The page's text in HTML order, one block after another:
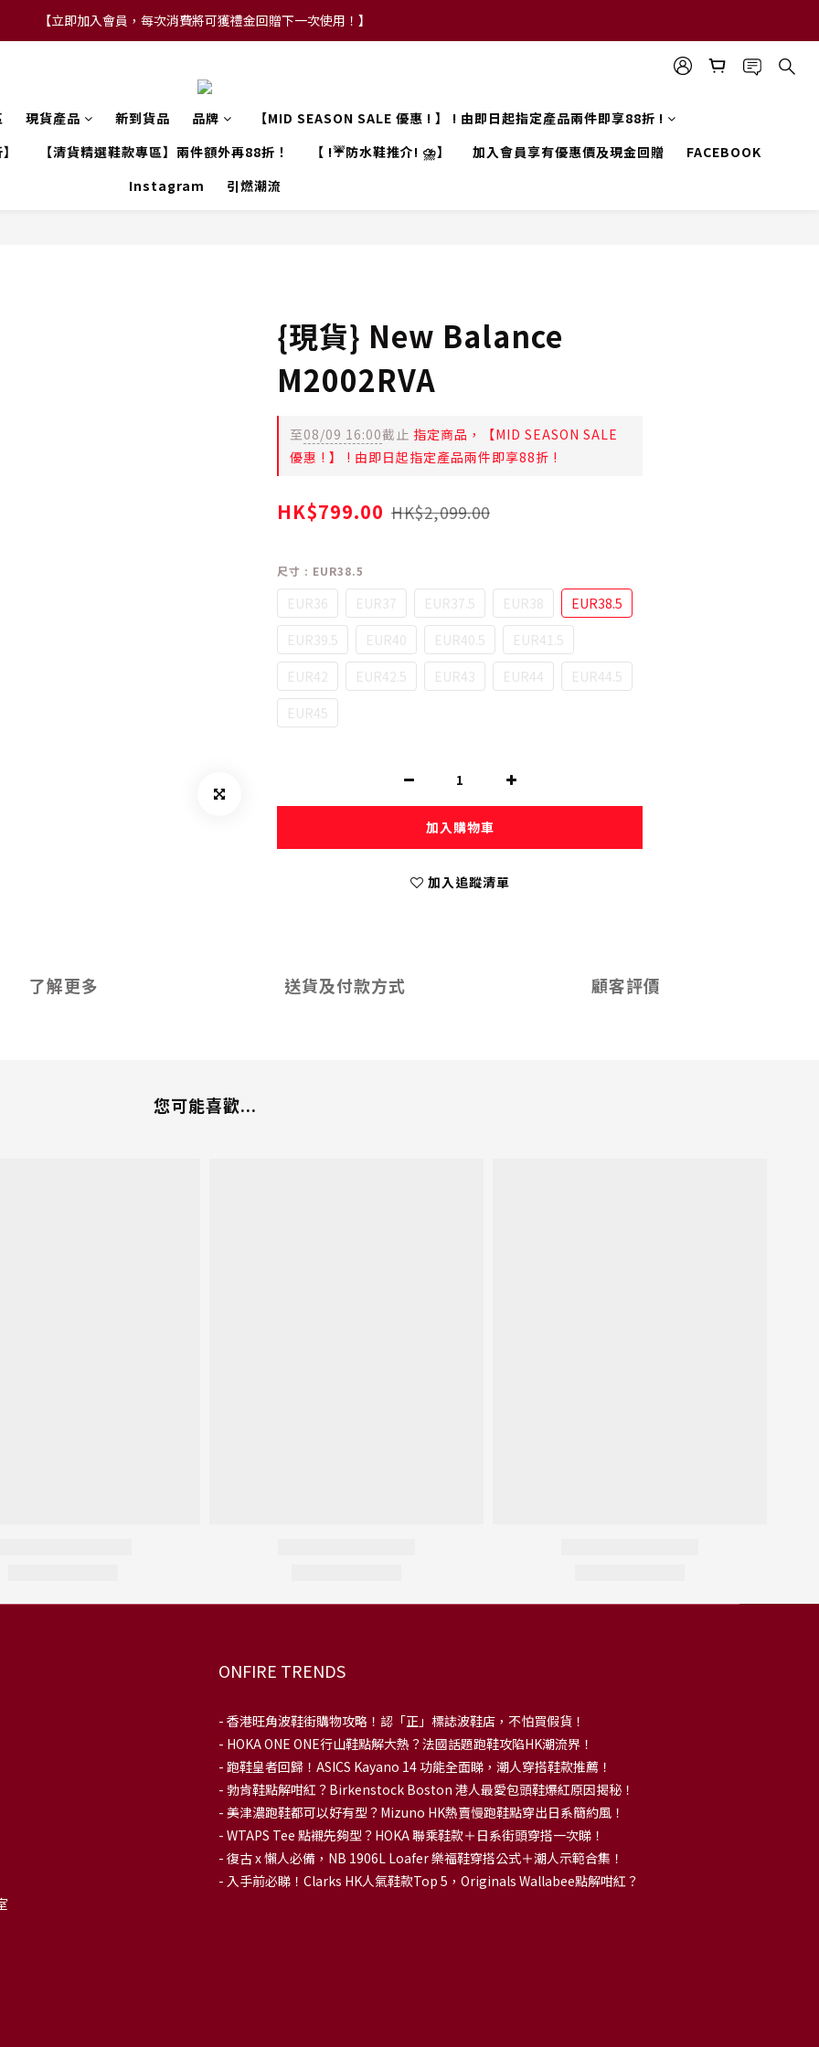
【FLASH SALE 兩件指定現貨產品即享88折】
【立即加入會員，每次消費將可獲禮金回贈下一次使用！】
現貨產品 新到貨品 品牌
【MID SEASON SALE 優惠 ! 】 ! 由即日起指定產品兩件即享88折 !
【清貨精選鞋款專區】兩件額外再88折！ 【 !☔防水鞋推介! ⛈️】 加入會員享有優惠價及現金回贈
FACEBOOK
Instagram
引燃潮流
{現貨} New Balance
M2002RVA
至08/09 16:00截止 指定商品，【MID SEASON SALE
優惠 ! 】 ! 由即日起指定產品兩件即享88折 !
HK$799.00 HK$2,099.00
尺寸 : EUR38.5
EUR36 EUR37 EUR37.5 EUR38
EUR38.5
EUR39.5
EUR40 EUR40.5
EUR41.5
EUR42
EUR42.5 EUR43 EUR44
EUR44.5
EUR45
加入購物車
加入追蹤清單
了解更多 送貨及付款方式 顧客評價
您可能喜歡...
ONFIRE TRENDS
- 香港旺角波鞋街購物攻略！認「正」標誌波鞋店，不怕買假貨！
- HOKA ONE ONE行山鞋點解大熱？法國話題跑鞋攻陷HK潮流界！
- 跑鞋皇者回歸！ASICS Kayano 14 功能全面睇，潮人穿搭鞋款推薦！
- 勃肯鞋點解咁紅？Birkenstock Boston 港人最愛包頭鞋爆紅原因揭秘！
- 美津濃跑鞋都可以好有型？Mizuno HK熱賣慢跑鞋點穿出日系簡約風！
- WTAPS Tee 點襯先夠型？HOKA 聯乘鞋款＋日系街頭穿搭一次睇！
- 復古 x 懶人必備，NB 1906L Loafer 樂福鞋穿搭公式＋潮人示範合集！
- 入手前必睇！Clarks HK人氣鞋款Top 5，Originals Wallabee點解咁紅？